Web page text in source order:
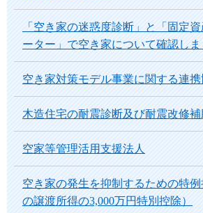
「空き家の迷惑度診断」と「固定
ーター」で空き家について確認しま
空き家対策モデル事業に関する連
木造住宅の耐震診断及び耐震改修
空家等管理活用支援法人
空き家の発生を抑制するための特
の譲渡所得の3,000万円特別控除）